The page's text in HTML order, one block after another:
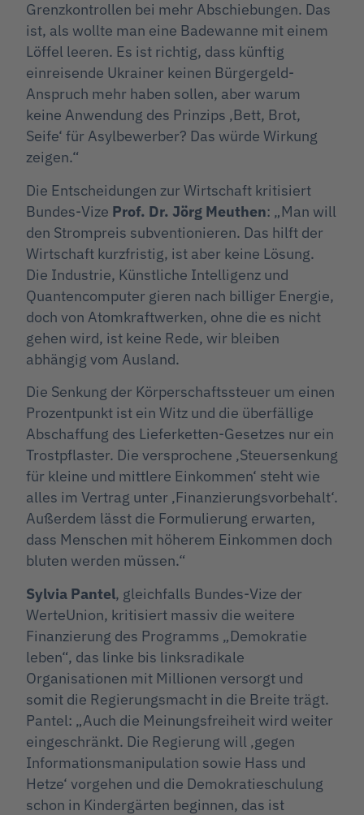
Grenzkontrollen bei mehr Abschiebungen. Das
ist, als wollte man eine Badewanne mit einem
Löffel leeren. Es ist richtig, dass künftig
einreisende Ukrainer keinen Bürgergeld-
Anspruch mehr haben sollen, aber warum
keine Anwendung des Prinzips ‚Bett, Brot,
Seife‘ für Asylbewerber? Das würde Wirkung
zeigen.“
Die Entscheidungen zur Wirtschaft kritisiert
Bundes-Vize Prof. Dr. Jörg Meuthen: „Man will
den Strompreis subventionieren. Das hilft der
Wirtschaft kurzfristig, ist aber keine Lösung.
Die Industrie, Künstliche Intelligenz und
Quantencomputer gieren nach billiger Energie,
doch von Atomkraftwerken, ohne die es nicht
gehen wird, ist keine Rede, wir bleiben
abhängig vom Ausland.
Die Senkung der Körperschaftssteuer um einen
Prozentpunkt ist ein Witz und die überfällige
Abschaffung des Lieferketten-Gesetzes nur ein
Trostpflaster. Die versprochene ‚Steuersenkung
für kleine und mittlere Einkommen‘ steht wie
alles im Vertrag unter ‚Finanzierungsvorbehalt‘.
Außerdem lässt die Formulierung erwarten,
dass Menschen mit höherem Einkommen doch
bluten werden müssen.“
Sylvia Pantel, gleichfalls Bundes-Vize der
WerteUnion, kritisiert massiv die weitere
Finanzierung des Programms „Demokratie
leben“, das linke bis linksradikale
Organisationen mit Millionen versorgt und
somit die Regierungsmacht in die Breite trägt.
Pantel: „Auch die Meinungsfreiheit wird weiter
eingeschränkt. Die Regierung will ‚gegen
Informationsmanipulation sowie Hass und
Hetze‘ vorgehen und die Demokratieschulung
schon in Kindergärten beginnen, das ist